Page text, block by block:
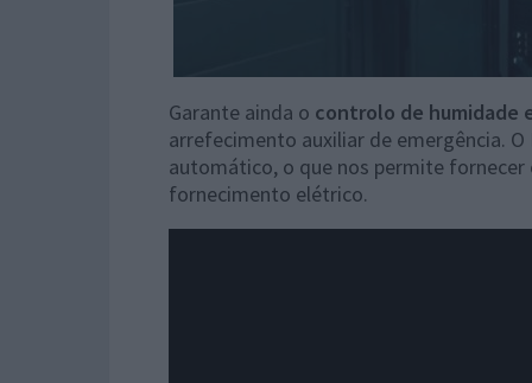
Garante ainda o controlo de humidade
arrefecimento auxiliar de emergência.
automático, o que nos permite
fornecimento elétrico.